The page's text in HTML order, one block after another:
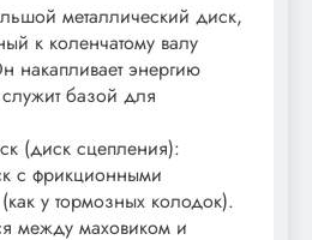
металлический диск,
к коленчатому валу
накапливает энергию
базой для
(диск сцепления):
с фрикционными
у тормозных колодок).
между маховиком и